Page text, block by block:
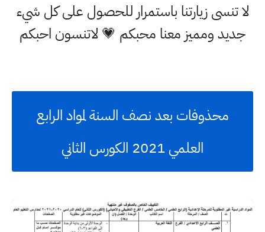
لا تنسى زيارتنا باستمرار للحصول على كل شيء
جديد ومميز معنا محبكم 💗 لاتنسون احبكم
محذوفات بعد نصف السنة لمواد الرابع
العلمي 2021 الكورس الثاني